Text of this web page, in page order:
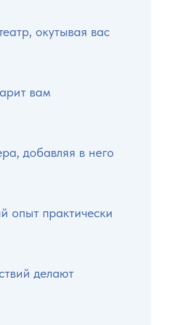
окутывая вас
вам
добавляя в него
опыт практически
делают